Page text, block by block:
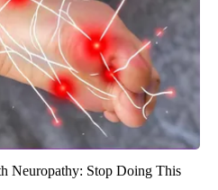
Neuropathy: Stop Doing This